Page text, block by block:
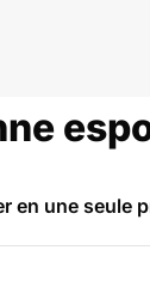
en une seule